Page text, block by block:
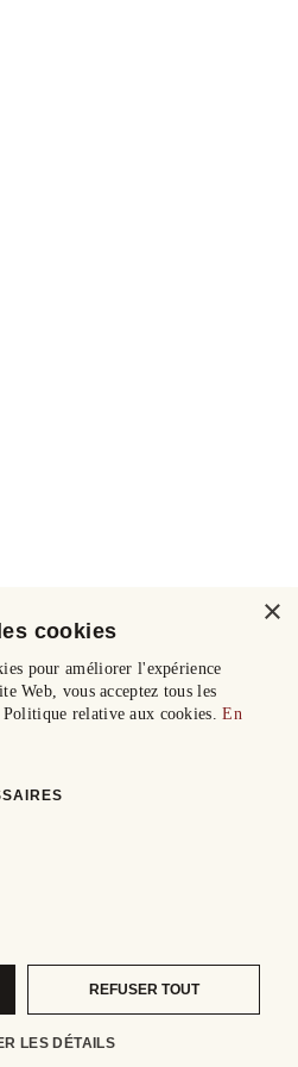
×
cookies
pour améliorer l'expérience
Web, vous acceptez tous les
Politique relative aux cookies.En
REFUSER TOUT
LES DÉTAILS